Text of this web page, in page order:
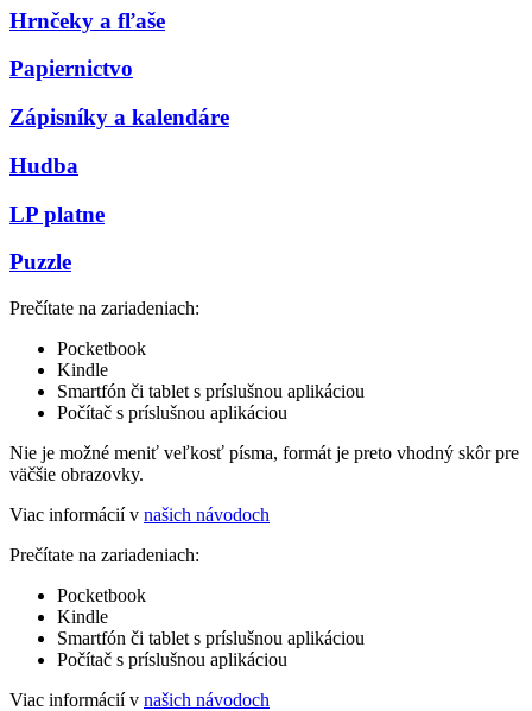
Hrnčeky a fľaše
Papiernictvo
Zápisníky a kalendáre
Hudba
LP platne
Puzzle
Prečítate na zariadeniach:
Pocketbook
Kindle
Smartfón či tablet s príslušnou aplikáciou
Počítač s príslušnou aplikáciou
Nie je možné meniť veľkosť písma, formát je preto vhodný skôr pre
väčšie obrazovky.
Viac informácií v našich návodoch
Prečítate na zariadeniach:
Pocketbook
Kindle
Smartfón či tablet s príslušnou aplikáciou
Počítač s príslušnou aplikáciou
Viac informácií v našich návodoch